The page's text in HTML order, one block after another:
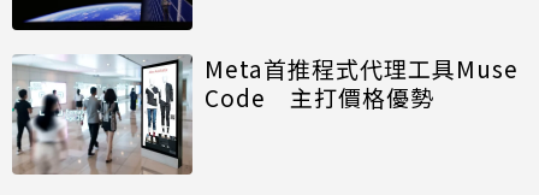
Meta首推程式代理工具Muse
Code 主打價格優勢